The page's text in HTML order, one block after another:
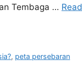
Tembaga … Read
, peta persebaran